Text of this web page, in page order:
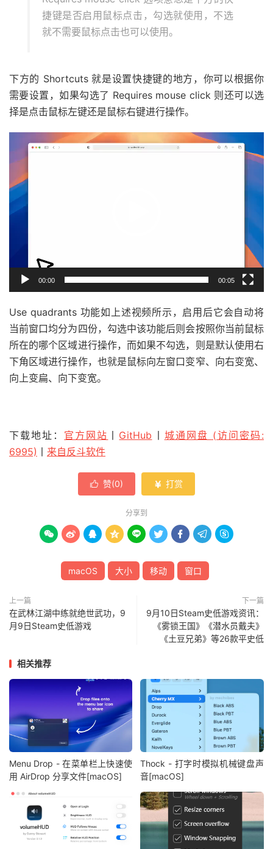
捷键是否启用鼠标点击，勾选就使用，不选
就不需要鼠标点击也可以使用。
下方的 Shortcuts 就是设置快捷键的地方，你可以根据你
需要设置，如果勾选了 Requires mouse click 则还可以选
择是点击鼠标左键还是鼠标右键进行操作。
放
器
00:00 00:05
Use quadrants 功能如上述视频所示，启用后它会自动将
当前窗口均分为四份，勾选中该功能后则会按照你当前鼠标
所在的哪个区域进行操作，而如果不勾选，则是默认使用右
下角区域进行操作，也就是鼠标向左窗口变窄、向右变宽、
向上变扁、向下变宽。
下载地址： 官方网站 GitHub
城通网盘 (访问密码:
6995)
来自反斗软件
 赞(0)  打赏
分享到
        
macOS 大小 移动 窗口
上一篇
在武林江湖中练就绝世武功，9
月9日Steam史低游戏
下一篇
9月10日Steam史低游戏资讯：
《雾锁王国》《潜水员戴夫》
《土豆兄弟》等26款平史低
相关推荐
Menu Drop - 在菜单栏上快速使
用 AirDrop 分享文件[macOS]
Thock - 打字时模拟机械键盘声
音[macOS]